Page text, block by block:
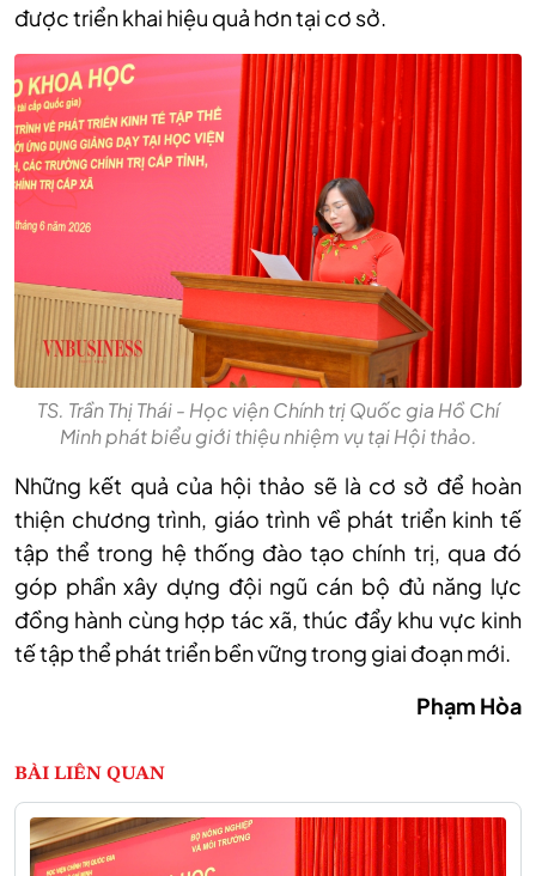
được triển khai hiệu quả hơn tại cơ sở.
TS. Trần Thị Thái - Học viện Chính trị Quốc gia Hồ Chí
Minh phát biểu giới thiệu nhiệm vụ tại Hội thảo.
Những kết quả của hội thảo sẽ là cơ sở để hoàn
thiện chương trình, giáo trình về phát triển kinh tế
tập thể trong hệ thống đào tạo chính trị, qua đó
góp phần xây dựng đội ngũ cán bộ đủ năng lực
đồng hành cùng hợp tác xã, thúc đẩy khu vực kinh
tế tập thể phát triển bền vững trong giai đoạn mới.
Phạm Hòa
BÀI LIÊN QUAN